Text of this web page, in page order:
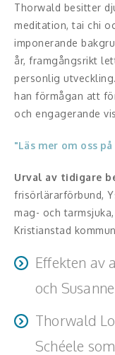
Konst
Musiker
Something a
Underhållning
Affärsnytta
Framtid, trender
Försäljning,
kundfokus
Förändring,
Thorwald besitter
meditation, tai chi
imponerande
år, framgångsrikt
personlig
han förmågan att
och engagerande
"Läs mer om oss
Urval av tidigare
frisörlärarförbund,
mag- och
Kristianstad kommun
Effekten av
och
Efter en session
deltagarna att gå
Thorwald
Schéele